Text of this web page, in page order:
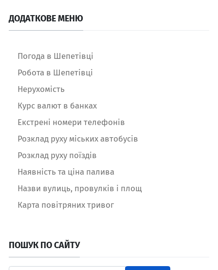
ДОДАТКОВЕ МЕНЮ
Погода в Шепетівці
Робота в Шепетівці
Нерухомість
Курс валют в банках
Екстрені номери телефонів
Розклад руху міських автобусів
Розклад руху поїздів
Наявність та ціна палива
Назви вулиць, провулків і площ
Карта повітряних тривог
ПОШУК ПО САЙТУ